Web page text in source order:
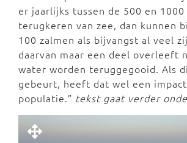
er jaarlijks tussen de 500 en 1000
terugkeren van zee, dan kunnen
100 zalmen als bijvangst al veel
daarvan maar een deel overleeft
water worden teruggegooid. Als
gebeurt, heeft dat wel een
populatie.” tekst gaat verder